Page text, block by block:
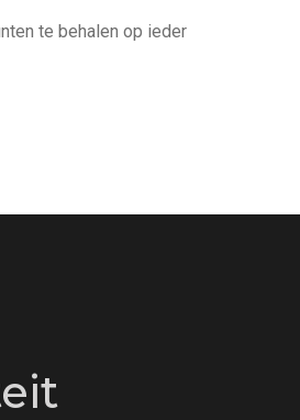
te behalen op ieder